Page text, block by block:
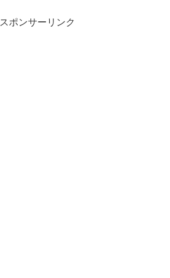
スポンサーリンク